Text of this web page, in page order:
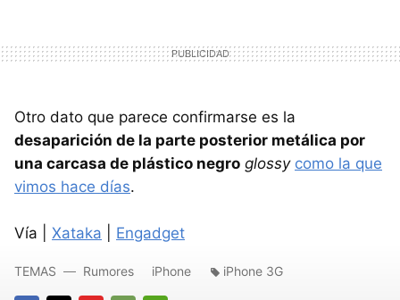
Otro dato que parece confirmarse es la
desaparición de la parte posterior metálica por
una carcasa de plástico negro glossy como la que
vimos hace días.
Vía | Xataka Engadget
TEMAS Rumores iPhone iPhone 3G